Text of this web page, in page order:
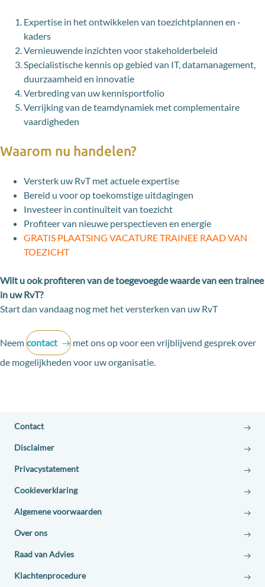
Expertise in het ontwikkelen van toezichtplannen en -
kaders
Vernieuwende inzichten voor stakeholderbeleid
Specialistische kennis op gebied van IT, datamanagement,
duurzaamheid en innovatie
Verbreding van uw kennisportfolio
Verrijking van de teamdynamiek met complementaire
vaardigheden
Waarom nu handelen?
Versterk uw RvT met actuele expertise
Bereid u voor op toekomstige uitdagingen
Investeer in continuïteit van toezicht
Profiteer van nieuwe perspectieven en energie
GRATIS PLAATSING VACATURE TRAINEE RAAD VAN
TOEZICHT
Wilt u ook profiteren van de toegevoegde waarde van een trainee
in uw RvT?
Start dan vandaag nog met het versterken van uw RvT
Neem contact
met ons op voor een vrijblijvend gesprek over
de mogelijkheden voor uw organisatie.
Contact
Disclaimer
Privacystatement
Cookieverklaring
Algemene voorwaarden
Over ons
Raad van Advies
Klachtenprocedure